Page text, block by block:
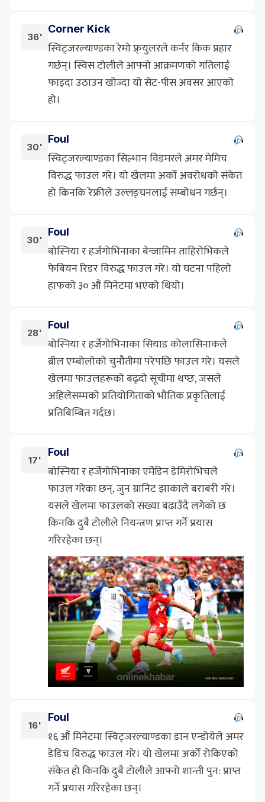
36'
Corner Kick
स्विट्जरल्याण्डका रेमो फ्र्युलरले कर्नर किक प्रहार
गर्छन्। स्विस टोलीले आफ्नो आक्रमणको गतिलाई
फाइदा उठाउन खोज्दा यो सेट-पीस अवसर आएको
हो।
30'
Foul
स्विट्जरल्याण्डका सिल्भान विडमरले अमर मेमिच
विरुद्ध फाउल गरे। यो खेलमा अर्को अवरोधको संकेत
हो किनकि रेफ्रीले उल्लङ्घनलाई सम्बोधन गर्छन्।
30'
Foul
बोस्निया र हर्जगोभिनाका बेन्जामिन ताहिरोभिकले
फेबियन रिडर विरुद्ध फाउल गरे। यो घटना पहिलो
हाफको ३० औं मिनेटमा भएको थियो।
28'
Foul
बोस्निया र हर्जेगोभिनाका सियाड कोलासिनाकले
ब्रील एम्बोलोको चुनौतीमा परेपछि फाउल गरे। यसले
खेलमा फाउलहरूको बढ्दो सूचीमा थप्छ, जसले
अहिलेसम्मको प्रतियोगिताको भौतिक प्रकृतिलाई
प्रतिबिम्बित गर्दछ।
17'
Foul
बोस्निया र हर्जेगोभिनाका एर्मेडिन डेमिरोभिचले
फाउल गरेका छन्, जुन ग्रानिट झाकाले बराबरी गरे।
यसले खेलमा फाउलको संख्या बढाउँदै लगेको छ
किनकि दुबै टोलीले नियन्त्रण प्राप्त गर्ने प्रयास
गरिरहेका छन्।
16'
Foul
१६ औं मिनेटमा स्विट्जरल्याण्डका डान एन्डोयेले अमर
डेडिच विरुद्ध फाउल गरे। यो खेलमा अर्को रोकिएको
संकेत हो किनकि दुबै टोलीले आफ्नो शान्ती पुन: प्राप्त
गर्ने प्रयास गरिरहेका छन्।